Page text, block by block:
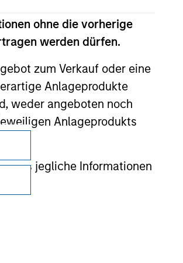
ohne die vorherige
werden dürfen.
zum Verkauf oder eine
Anlageprodukte
weder angeboten noch
Anlageprodukts
dass jegliche Informationen